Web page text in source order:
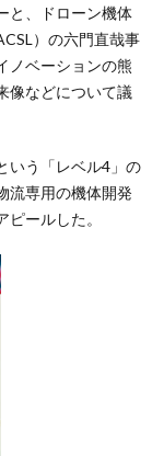
と、ドローン機体
）の六門直哉事
ノベーションの熊
像などについて議
いう「レベル4」の
流専用の機体開発
ールした。